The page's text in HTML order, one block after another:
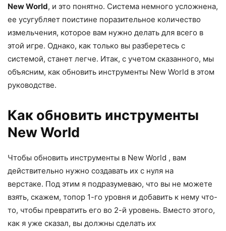
New World, и это понятно. Система немного усложнена,
ее усугубляет поистине поразительное количество
измельчения, которое вам нужно делать для всего в
этой игре. Однако, как только вы разберетесь с
системой, станет легче. Итак, с учетом сказанного, мы
объясним, как обновить инструменты New World в этом
руководстве.
Как обновить инструменты
New World
Чтобы обновить инструменты в New World , вам
действительно нужно создавать их с нуля на
верстаке. Под этим я подразумеваю, что вы не можете
взять, скажем, топор 1-го уровня и добавить к нему что-
то, чтобы превратить его во 2-й уровень. Вместо этого,
как я уже сказал, вы должны сделать их